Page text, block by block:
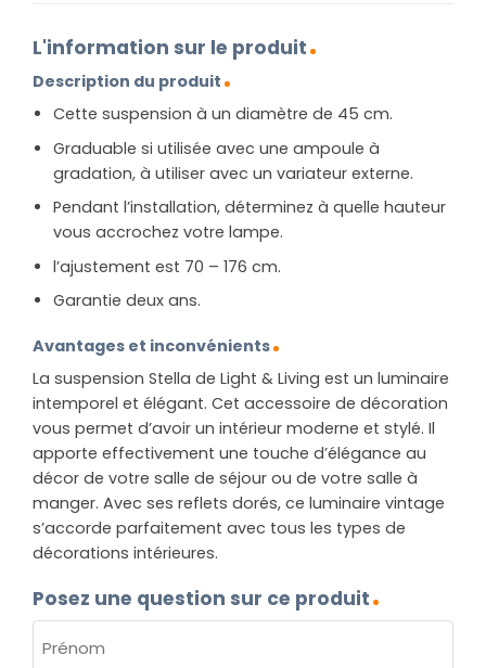
L'information sur le produit
Description du produit
Cette suspension à un diamètre de 45 cm.
Graduable si utilisée avec une ampoule à
gradation, à utiliser avec un variateur externe.
Pendant l’installation, déterminez à quelle hauteur
vous accrochez votre lampe.
l’ajustement est 70 – 176 cm.
Garantie deux ans.
Avantages et inconvénients
La suspension Stella de Light & Living est un luminaire
intemporel et élégant. Cet accessoire de décoration
vous permet d’avoir un intérieur moderne et stylé. Il
apporte effectivement une touche d’élégance au
décor de votre salle de séjour ou de votre salle à
manger. Avec ses reflets dorés, ce luminaire vintage
s’accorde parfaitement avec tous les types de
décorations intérieures.
Posez une question sur ce produit
(NÉCESSAIRE)